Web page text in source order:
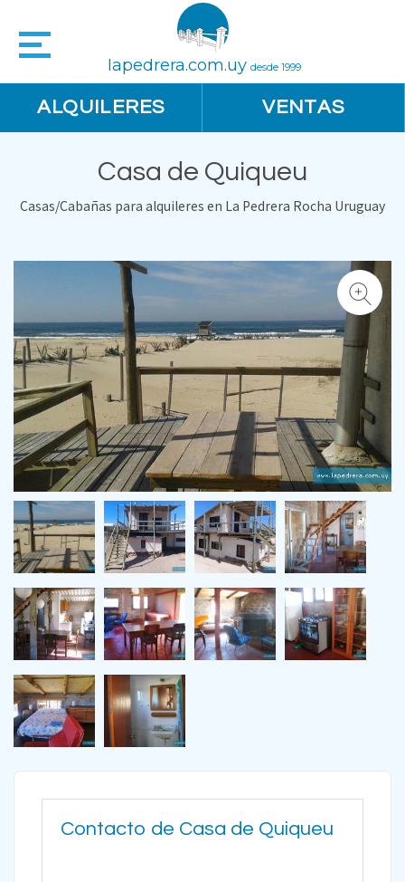
lapedrera.com.uy desde 1999
ALQUILERES VENTAS
Casa de Quiqueu
Casas/Cabañas para alquileres en La Pedrera Rocha Uruguay
Contacto de Casa de Quiqueu